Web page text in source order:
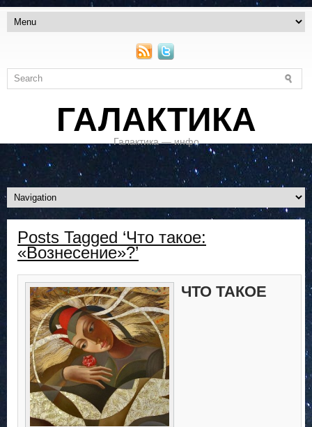
ГАЛАКТИКА
Галактика — инфо
Posts Tagged ‘Что такое:
«Вознесение»?’
ЧТО ТАКОЕ